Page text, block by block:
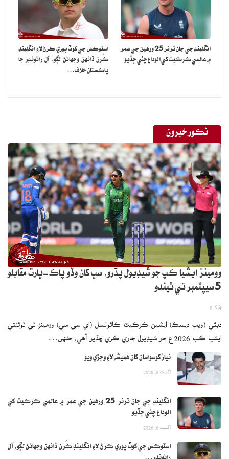
انگلينڊ جي جان ٽرنر 25 ورهين جي عمر
۾ عالمي ڪرڪيٽ کي الوداع چئي ڇڏيو
اسٽوڪس جي کوٽ پوري ڪرڻ لاءِ انگلينڊ
ڪُرن ڏانهن وجهائڻ لڳو، آل رائونڊر جا
پاڪستان خلاف…
نڪور خبرون
وومينز ايشيا ڪپ جو شيڊيول پڌرو، سڀ کان وڏو پاڪ-ڀارت مقابلو
5 سيپٽمبر تي ٿيندو
دبئي (ويب ڊيسڪ) ايشين ڪرڪيٽ ڪائونسل (اي سي سي) وومينز ٽي ٽوئنٽي
ايشيا ڪپ 2026ع جو شيڊيول جاري ڪري ڇڏيو آهي، جنهن…
نياز کوسواسان کان هميشه لاءِ وڇڙي ويو
اگست 6, 2026
انگلينڊ جي جان ٽرنر 25 ورهين جي عمر ۾ عالمي ڪرڪيٽ کي
الوداع چئي ڇڏيو
اگست 6, 2026
اسٽوڪس جي کوٽ پوري ڪرڻ لاءِ انگلينڊ ڪُرن ڏانهن وجهائڻ لڳو، آل